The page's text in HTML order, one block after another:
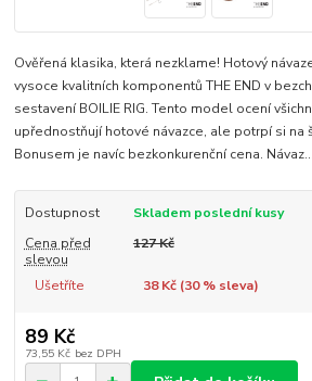
Ověřená klasika, která nezklame! Hotový
vysoce kvalitních komponentů THE END v
sestavení BOILIE RIG. Tento model ocení
upřednostňují hotové návazce, ale potrpí si na
Bonusem je navíc bezkonkurenční cena. Návaz...
Dostupnost
Skladem poslední kusy
Cena před
slevou
127 Kč
Ušetříte 38 Kč (30% sleva)
89 Kč
73,55 Kč bez DPH